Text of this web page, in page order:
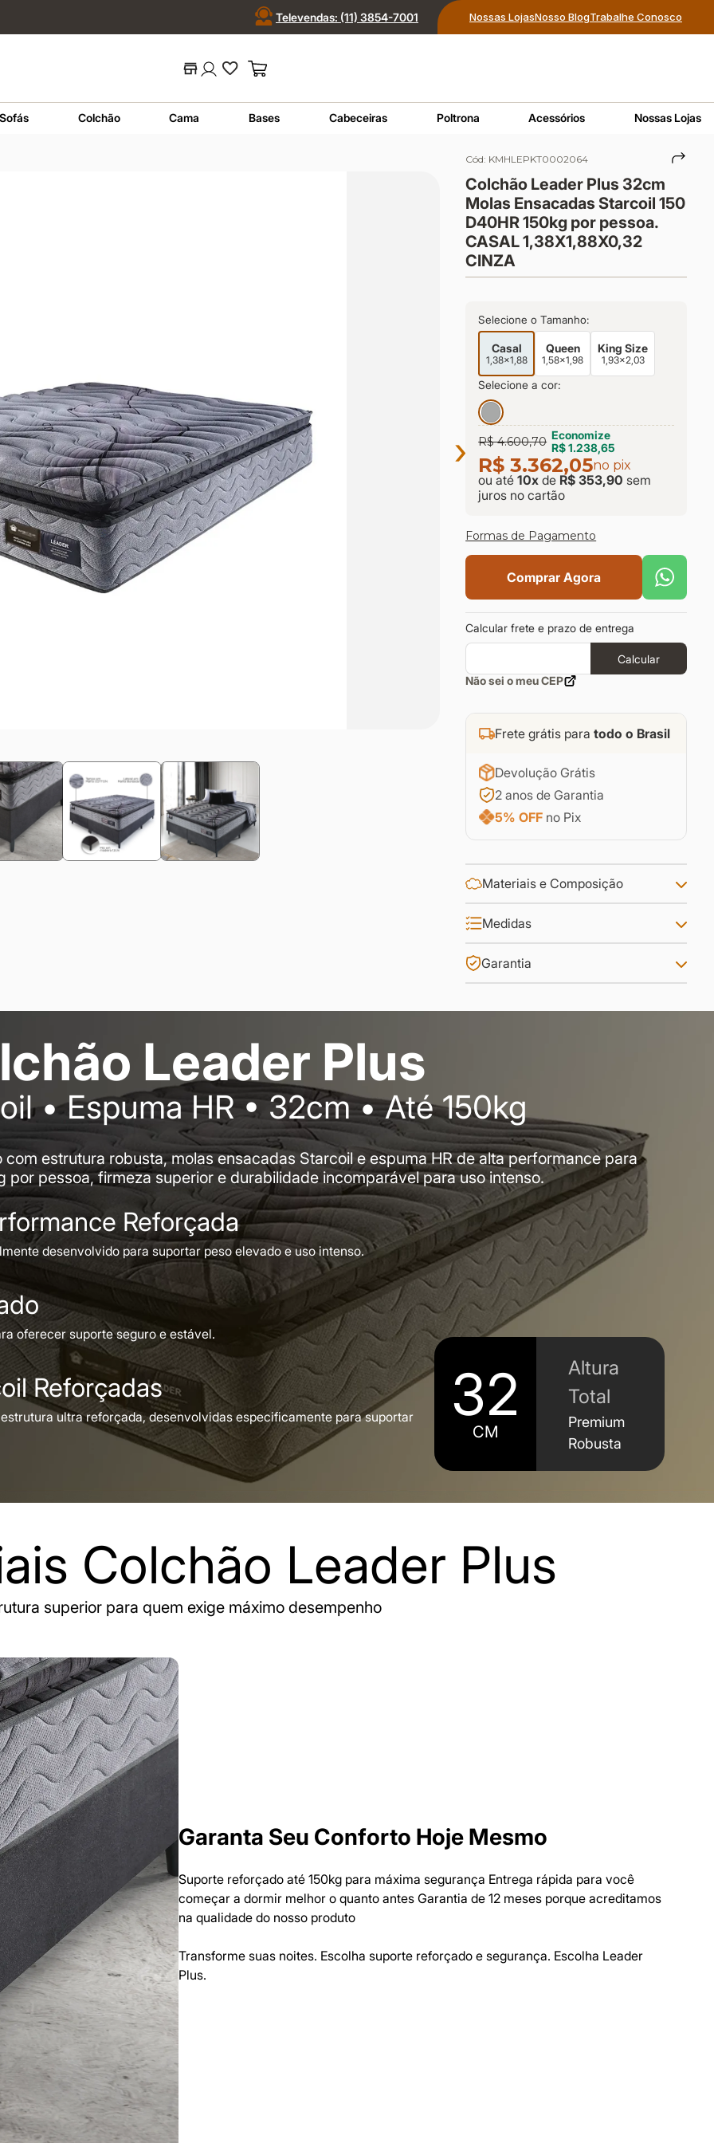
Televendas: (11) 3854-7001 Nossas LojasNosso BlogTrabalhe Conosco
Sofás Colchão Cama Bases Cabeceiras Poltrona Acessórios Nossas Lojas
›
Cód: KMHLEPKT0002064
Colchão Leader Plus 32cm
Molas Ensacadas Starcoil 150
D40HR 150kg por pessoa.
CASAL 1,38X1,88X0,32
CINZA
Selecione o Tamanho:
Casal
1,38x1,88
Queen
1,58x1,98
King Size
1,93x2,03
Selecione a cor:
R$ 4.600,70 Economize
R$ 1.238,65
R$ 3.362,05no pix
ou até10x de R$ 353,90 sem
juros no cartão
Formas de Pagamento
Comprar Agora
Calcular frete e prazo de entrega
Calcular
Não sei o meu CEP
Frete grátis para todo o Brasil
Devolução Grátis
2 anos de Garantia
5% OFF no Pix
Materiais e Composição
Medidas
Garantia
Leader Plus
• Espuma HR • 32cm • Até 150kg
estrutura robusta, molas ensacadas Starcoil e espuma HR de alta performance para
por pessoa, firmeza superior e durabilidade incomparável para uso intenso.
Reforçada
desenvolvido para suportar peso elevado e uso intenso.
oferecer suporte seguro e estável.
Reforçadas
ultra reforçada, desenvolvidas especificamente para suportar 32
CM
Altura
Total
Premium
Robusta
Colchão Leader Plus
superior para quem exige máximo desempenho
Garanta Seu Conforto Hoje Mesmo
Suporte reforçado até 150kg para máxima segurança Entrega rápida para você
começar a dormir melhor o quanto antes Garantia de 12 meses porque acreditamos
na qualidade do nosso produto
Transforme suas noites. Escolha suporte reforçado e segurança. Escolha Leader
Plus.
1º